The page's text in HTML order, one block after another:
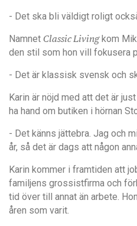
- Det ska bli väldigt roligt
Namnet Classic Livingkom
den stil som hon vill fokusera
- Det är klassisk svensk och
Karin är nöjd med att det är
ha hand om butiken i hörnan
- Det känns jättebra. Jag och
år, så det är dags att någon
Karin kommer i framtiden att
familjens grossistfirma och
tid över till annat än arbete.
åren som varit.